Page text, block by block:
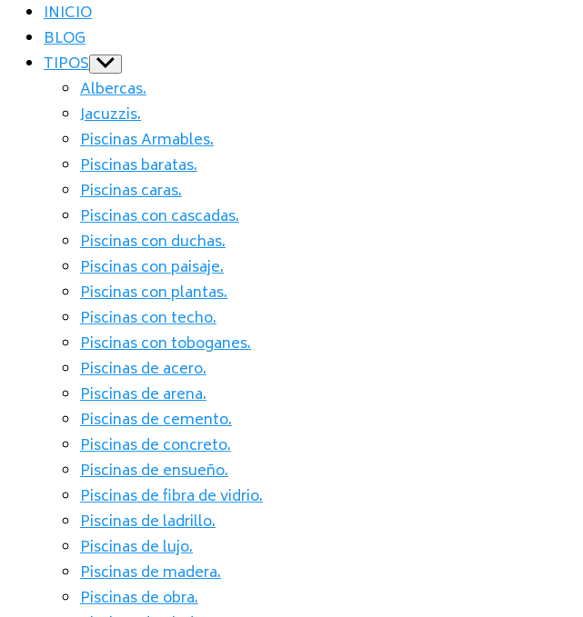
INICIO
BLOG
TIPOS Show
sub
menu
Albercas.
Jacuzzis.
Piscinas Armables.
Piscinas baratas.
Piscinas caras.
Piscinas con cascadas.
Piscinas con duchas.
Piscinas con paisaje.
Piscinas con plantas.
Piscinas con techo.
Piscinas con toboganes.
Piscinas de acero.
Piscinas de arena.
Piscinas de cemento.
Piscinas de concreto.
Piscinas de ensueño.
Piscinas de fibra de vidrio.
Piscinas de ladrillo.
Piscinas de lujo.
Piscinas de madera.
Piscinas de obra.